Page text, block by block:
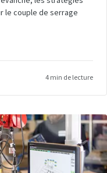
le couple de serrage
4 min de lecture